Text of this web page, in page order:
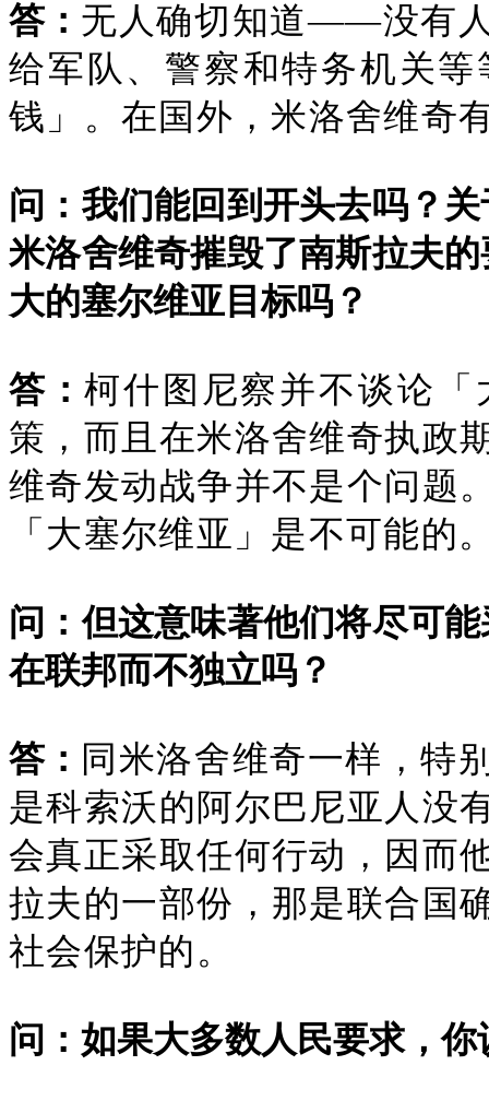
答： 无人确切知道——没有
给军队、警察和特务机关
钱」。在国外，米洛舍维奇
问：我们能回到开头去吗？
米洛舍维奇摧毁了南斯拉夫
大的塞尔维亚目标吗？
答：柯什图尼察并不谈论
策，而且在米洛舍维奇执政
维奇发动战争并不是个问题
「大塞尔维亚」是不可能的
问：但这意味著他们将尽可
在联邦而不独立吗？
答： 同米洛舍维奇一样，特
是科索沃的阿尔巴尼亚人没
会真正采取任何行动，因而
拉夫的一部份，那是联合国
社会保护的。
问：如果大多数人民要求，